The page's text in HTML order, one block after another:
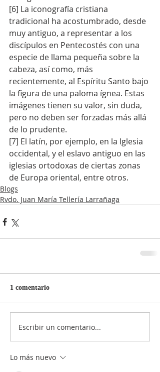
[6] La iconografía cristiana
tradicional ha acostumbrado, desde
muy antiguo, a representar a los
discípulos en Pentecostés con una
especie de llama pequeña sobre la
cabeza, así como, más
recientemente, al Espíritu Santo bajo
la figura de una paloma ígnea. Estas
imágenes tienen su valor, sin duda,
pero no deben ser forzadas más allá
de lo prudente.
[7] El latín, por ejemplo, en la Iglesia
occidental, y el eslavo antiguo en las
iglesias ortodoxas de ciertas zonas
de Europa oriental, entre otros.
Blogs
Rvdo. Juan María Tellería Larrañaga
1 comentario
Escribir un comentario...
Lo más nuevo